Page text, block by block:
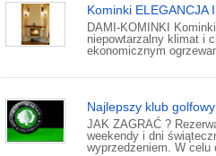
Kominki ELEGANCJA
DAMI-KOMINKI
niepowtarzalny klimat i
ekonomicznym
Najlepszy klub
JAK ZAGRAĆ ?
weekendy i dni
wyprzedzeniem. W celu